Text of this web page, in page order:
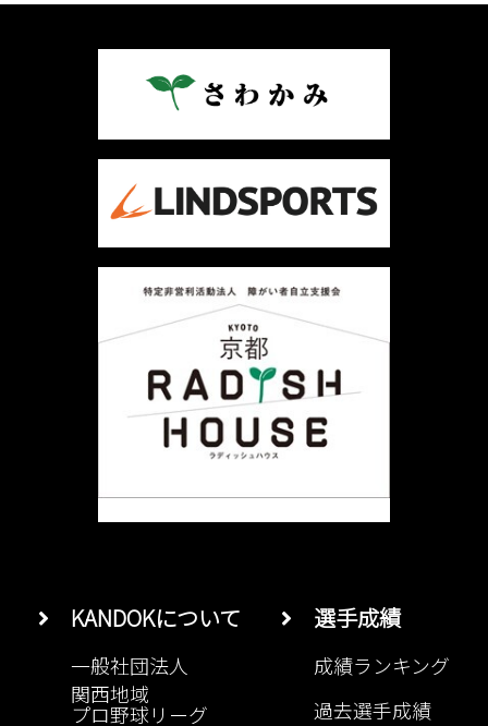
KANDOKについて
一般社団法人
関西地域
プロ野球リーグ
選手成績
成績ランキング
過去選手成績